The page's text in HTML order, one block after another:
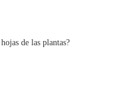
de las plantas?